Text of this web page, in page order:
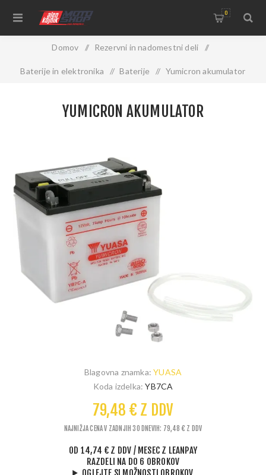
0
Domov / Rezervni in nadomestni deli /
Baterije in elektronika / Baterije / Yumicron akumulator
YUMICRON AKUMULATOR
Blagovna znamka: YUASA
Koda izdelka: YB7CA
79,48 € Z DDV
NAJNIŽJA CENA V ZADNJIH 30 DNEVIH: 79,48 € Z DDV
OD 14,74 € Z DDV / MESEC Z LEANPAY
RAZDELI NA DO 6 OBROKOV
OGLEJTE SI MOŽNOSTI OBROKOV